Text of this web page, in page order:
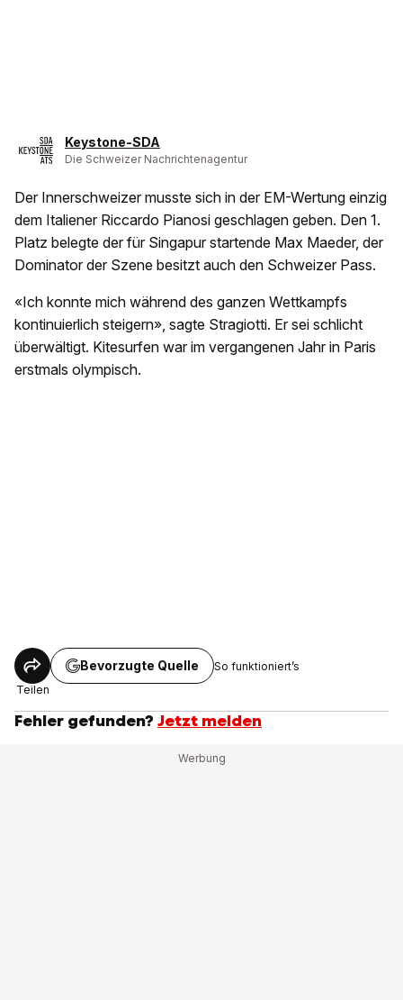
Keystone-SDA
Die Schweizer Nachrichtenagentur
Der Innerschweizer musste sich in der EM-Wertung einzig
dem Italiener Riccardo Pianosi geschlagen geben. Den 1.
Platz belegte der für Singapur startende Max Maeder, der
Dominator der Szene besitzt auch den Schweizer Pass.
«Ich konnte mich während des ganzen Wettkampfs
kontinuierlich steigern», sagte Stragiotti. Er sei schlicht
überwältigt. Kitesurfen war im vergangenen Jahr in Paris
erstmals olympisch.
Teilen
Bevorzugte Quelle So funktioniert’s
Fehler gefunden? Jetzt melden